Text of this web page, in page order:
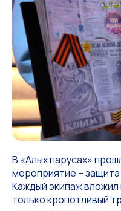
В «Алых парусах»
мероприятие –
Каждый экипаж
только кропотливый